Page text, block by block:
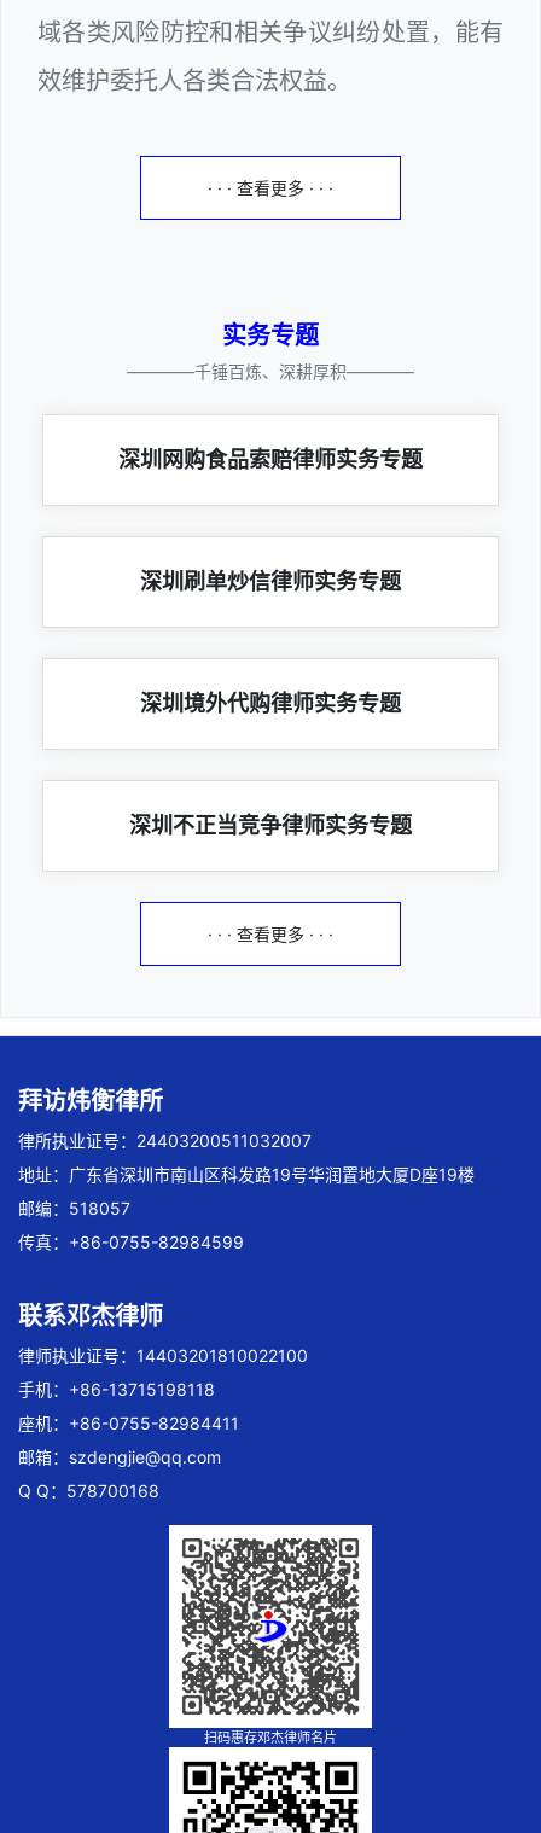
域各类风险防控和相关争议纠纷处置，能有
效维护委托人各类合法权益。
· · · 查看更多 · · ·
实务专题
————千锤百炼、深耕厚积————
深圳网购食品索赔律师实务专题
深圳刷单炒信律师实务专题
深圳境外代购律师实务专题
深圳不正当竞争律师实务专题
· · · 查看更多 · · ·
拜访炜衡律所
律所执业证号：24403200511032007
地址：广东省深圳市南山区科发路19号华润置地大厦D座19楼
邮编：518057
传真：+86-0755-82984599
联系邓杰律师
律师执业证号：14403201810022100
手机：+86-13715198118
座机：+86-0755-82984411
邮箱： szdengjie@qq.com
Q Q：578700168
扫码惠存邓杰律师名片